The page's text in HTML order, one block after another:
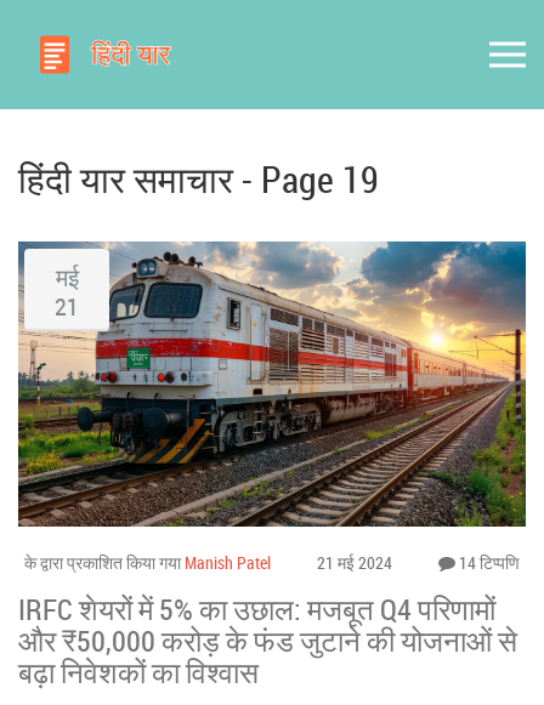
हिंदी यार समाचार - Page 19
मई
21
के द्वारा प्रकाशित किया गया Manish Patel 21 मई 2024 14 टिप्पणि
IRFC शेयरों में 5% का उछाल: मजबूत Q4 परिणामों
और ₹50,000 करोड़ के फंड जुटाने की योजनाओं से
बढ़ा निवेशकों का विश्वास